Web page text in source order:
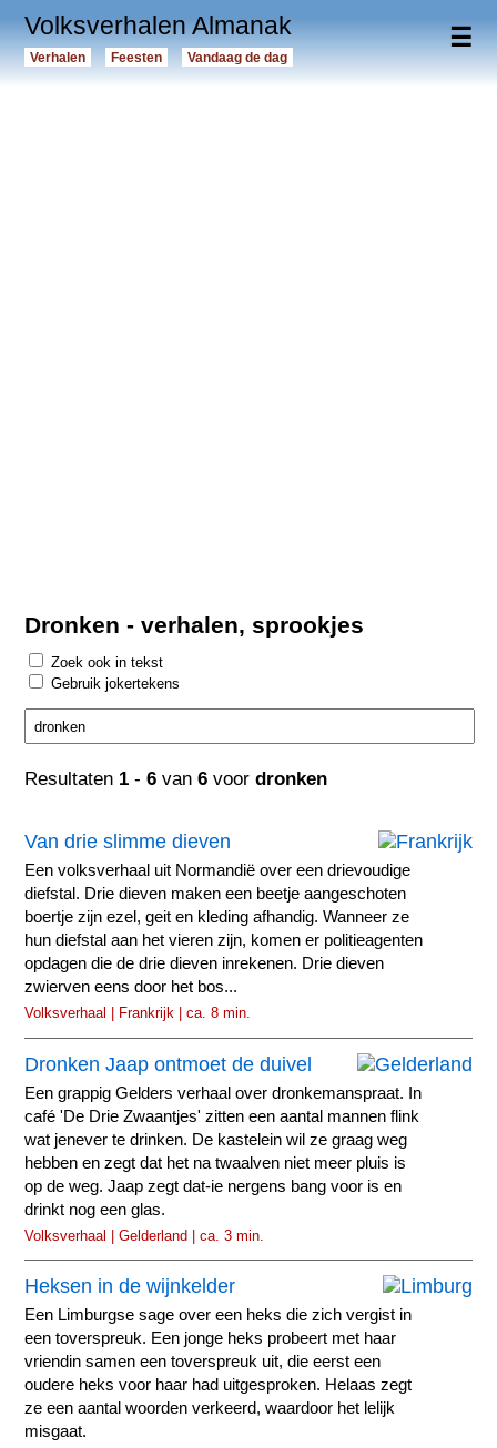
☰
Volksverhalen Almanak
Verhalen Feesten Vandaag de dag
Dronken - verhalen, sprookjes
Zoek ook in tekst
Gebruik jokertekens
Resultaten 1 -6 van6 voordronken
Van drie slimme dieven
Een volksverhaal uit Normandië over een drievoudige
diefstal. Drie dieven maken een beetje aangeschoten
boertje zijn ezel, geit en kleding afhandig. Wanneer ze
hun diefstal aan het vieren zijn, komen er politieagenten
opdagen die de drie dieven inrekenen. Drie dieven
zwierven eens door het bos...
Volksverhaal | Frankrijk | ca. 8 min.
Dronken Jaap ontmoet de duivel
Een grappig Gelders verhaal over dronkemanspraat. In
café 'De Drie Zwaantjes' zitten een aantal mannen flink
wat jenever te drinken. De kastelein wil ze graag weg
hebben en zegt dat het na twaalven niet meer pluis is
op de weg. Jaap zegt dat-ie nergens bang voor is en
drinkt nog een glas.
Volksverhaal | Gelderland | ca. 3 min.
Heksen in de wijnkelder
Een Limburgse sage over een heks die zich vergist in
een toverspreuk. Een jonge heks probeert met haar
vriendin samen een toverspreuk uit, die eerst een
oudere heks voor haar had uitgesproken. Helaas zegt
ze een aantal woorden verkeerd, waardoor het lelijk
misgaat.